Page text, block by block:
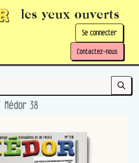
les yeux ouverts
Se connecter
Contactez-nous
Médor 38